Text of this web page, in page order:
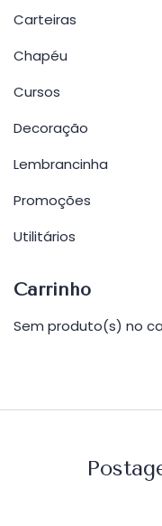
Carteiras
Chapéu
Cursos
Decoração
Lembrancinha
Promoções
Utilitários
Carrinho
Sem produto(s) no